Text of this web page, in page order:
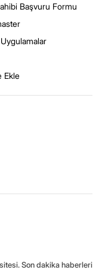
Başvuru Formu
Ekle
Son dakika haberleri